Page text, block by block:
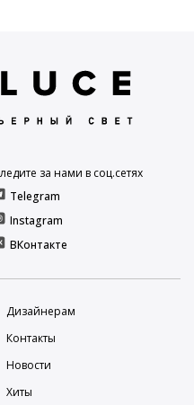
за нами в соц.сетях
Telegram
Instagram
ВКонтакте
Дизайнерам
Контакты
Новости
Хиты